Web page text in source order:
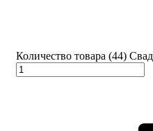
Количество товара (44)